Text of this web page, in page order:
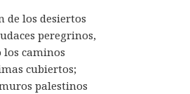
de los desiertos
peregrinos,
los caminos
cubiertos;
palestinos